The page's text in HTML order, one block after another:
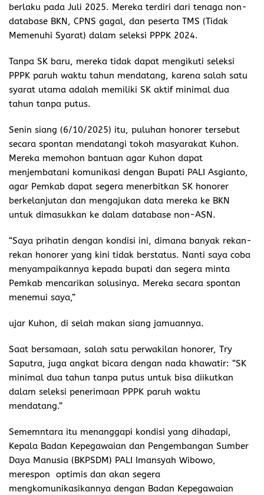
berlaku pada Juli 2025. Mereka terdiri dari tenaga non-
database BKN, CPNS gagal, dan peserta TMS (Tidak
Memenuhi Syarat) dalam seleksi PPPK 2024.
Tanpa SK baru, mereka tidak dapat mengikuti seleksi
PPPK paruh waktu tahun mendatang, karena salah satu
syarat utama adalah memiliki SK aktif minimal dua
tahun tanpa putus.
Senin siang (6/10/2025) itu, puluhan honorer tersebut
secara spontan mendatangi tokoh masyarakat Kuhon.
Mereka memohon bantuan agar Kuhon dapat
menjembatani komunikasi dengan Bupati PALI Asgianto,
agar Pemkab dapat segera menerbitkan SK honorer
berkelanjutan dan mengajukan data mereka ke BKN
untuk dimasukkan ke dalam database non-ASN.
“Saya prihatin dengan kondisi ini, dimana banyak rekan-
rekan honorer yang kini tidak berstatus. Nanti saya coba
menyampaikannya kepada bupati dan segera minta
Pemkab mencarikan solusinya. Mereka secara spontan
menemui saya,”
ujar Kuhon, di selah makan siang jamuannya.
Saat bersamaan, salah satu perwakilan honorer, Try
Saputra, juga angkat bicara dengan nada khawatir: “SK
minimal dua tahun tanpa putus untuk bisa diikutkan
dalam seleksi penerimaan PPPK paruh waktu
mendatang.”
Sememntara itu menanggapi kondisi yang dihadapi,
Kepala Badan Kepegawaian dan Pengembangan Sumber
Daya Manusia (BKPSDM) PALI Imansyah Wibowo,
merespon optimis dan akan segera
mengkomunikasikannya dengan Badan Kepegawaian